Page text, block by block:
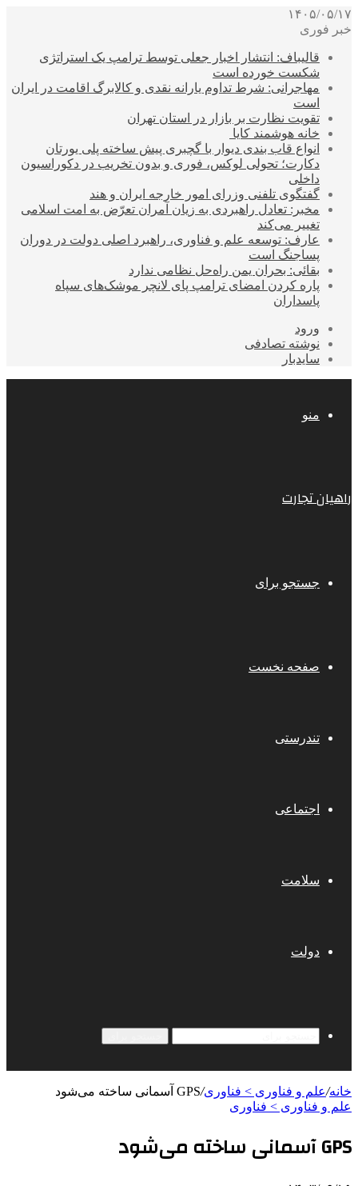
۱۴۰۵/۰۵/۱۷
خبر فوری
قالیباف: انتشار اخبار جعلی توسط ترامپ یک استراتژی
شکست خورده است
مهاجرانی: شرط تداوم یارانه نقدی و کالابرگ اقامت در ایران
است
تقویت نظارت بر بازار در استان تهران
خانه هوشمند کایا
انواع قاب بندی دیوار با گچبری پیش ساخته پلی یورتان
دکارت؛ تحولی لوکس، فوری و بدون تخریب در دکوراسیون
داخلی
گفتگوی تلفنی وزرای امور خارجه ایران و هند
مخبر: تعادل راهبردی به زیان آمران تعرّض به امت اسلامی
تغییر می‌کند
عارف: توسعه علم و فناوری، راهبرد اصلی دولت در دوران
پساجنگ است
بقائی: بحران یمن راه‌حل نظامی ندارد
پاره کردن امضای ترامپ پای لانچر موشک‌های سپاه
پاسداران
ورود
نوشته تصادفی
سایدبار
منو
راهیان تجارت
جستجو برای
صفحه نخست
تندرستی
اجتماعی
سلامت
دولت
خانه/علم و فناوری‌ > فناوری/GPS آسمانی ساخته می‌شود
علم و فناوری‌ > فناوری
GPS آسمانی ساخته می‌شود